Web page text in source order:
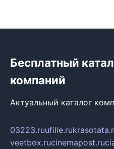
Бесплатный
компаний
Актуальный каталог
03223.ruufille.ru
veetbox.rucinemapost.ru